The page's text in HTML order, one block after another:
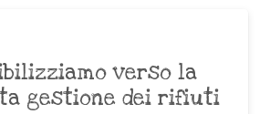
verso la
gestione dei rifiuti